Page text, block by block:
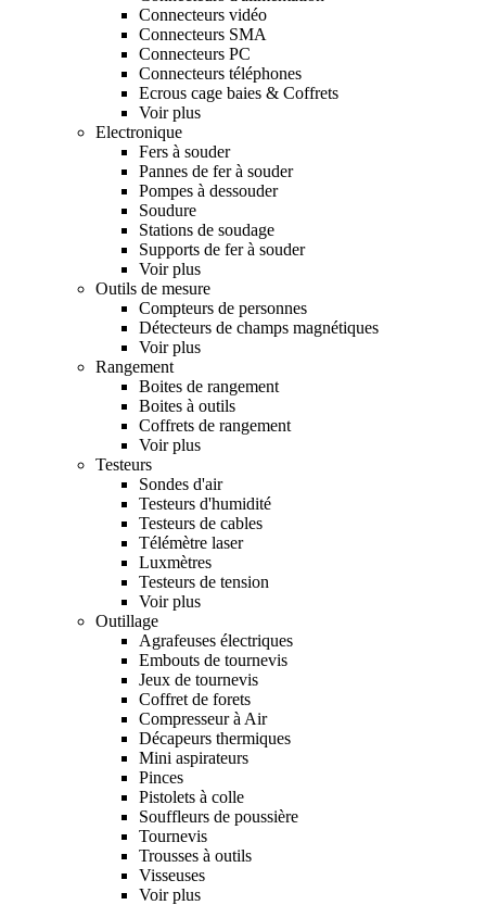
Connecteurs vidéo
Connecteurs SMA
Connecteurs PC
Connecteurs téléphones
Ecrous cage baies & Coffrets
Voir plus
Electronique
Fers à souder
Pannes de fer à souder
Pompes à dessouder
Soudure
Stations de soudage
Supports de fer à souder
Voir plus
Outils de mesure
Compteurs de personnes
Détecteurs de champs magnétiques
Voir plus
Rangement
Boites de rangement
Boites à outils
Coffrets de rangement
Voir plus
Testeurs
Sondes d'air
Testeurs d'humidité
Testeurs de cables
Télémètre laser
Luxmètres
Testeurs de tension
Voir plus
Outillage
Agrafeuses électriques
Embouts de tournevis
Jeux de tournevis
Coffret de forets
Compresseur à Air
Décapeurs thermiques
Mini aspirateurs
Pinces
Pistolets à colle
Souffleurs de poussière
Tournevis
Trousses à outils
Visseuses
Voir plus